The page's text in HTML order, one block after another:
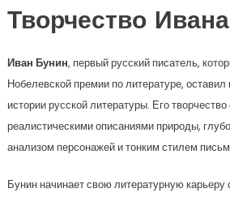
Творчество
Иван Бунин, первый русский писатель,
Нобелевской премии по литературе,
истории русской литературы. Его
реалистическими описаниями природы,
анализом персонажей и тонким стилем
Бунин начинает свою литературную карьеру